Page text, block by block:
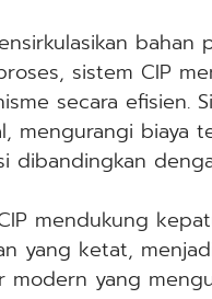
bahan
sistem CIP
secara efisien.
mengurangi biaya
dibandingkan
mendukung
yang ketat,
modern yang